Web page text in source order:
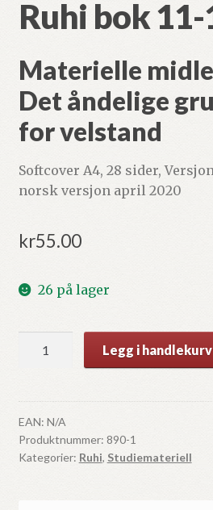
Ruhi bok 11-
Materielle
Det åndelige
for velstand
Softcover A4, 28 sider, Versjon
norsk versjon april 2020
kr55.00
26 på lager
1
antall
Legg i handlekurv
EAN: N/A
Produktnummer: 890-1
Kategorier: Ruhi, Studiemateriell